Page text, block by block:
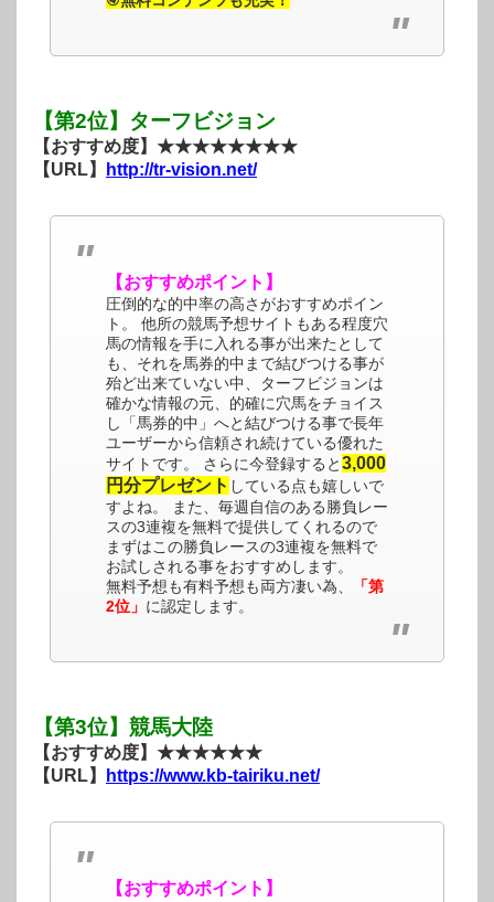
【第2位】ターフビジョン
【おすすめ度】★★★★★★★★
【URL】
http://tr-vision.net/
【おすすめポイント】
圧倒的な的中率の高さがおすすめポイン
ト。 他所の競馬予想サイトもある程度穴
馬の情報を手に入れる事が出来たとして
も、それを馬券的中まで結びつける事が
殆ど出来ていない中、ターフビジョンは
確かな情報の元、的確に穴馬をチョイス
し「馬券的中」へと結びつける事で長年
ユーザーから信頼され続けている優れた
サイトです。 さらに今登録すると3,000
円分プレゼント している点も嬉しいで
すよね。 また、毎週自信のある勝負レー
スの3連複を無料で提供してくれるので
まずはこの勝負レースの3連複を無料で
お試しされる事をおすすめします。
無料予想も有料予想も両方凄い為、
「第
2位」 に認定します。
【第3位】競馬大陸
【おすすめ度】★★★★★★
【URL】
https://www.kb-tairiku.net/
【おすすめポイント】